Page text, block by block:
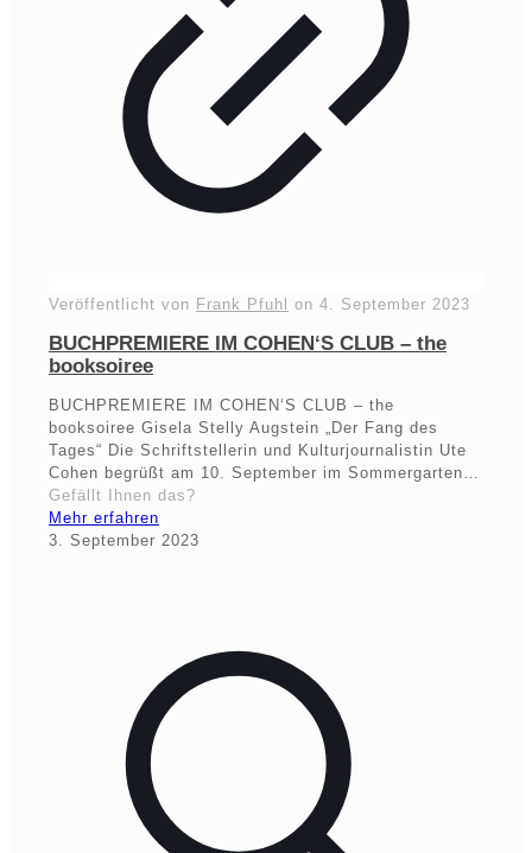
Veröffentlicht von Frank Pfuhl on 4. September 2023
BUCHPREMIERE IM COHEN‘S CLUB – the
booksoiree
BUCHPREMIERE IM COHEN‘S CLUB – the
booksoiree Gisela Stelly Augstein „Der Fang des
Tages“ Die Schriftstellerin und Kulturjournalistin Ute
Cohen begrüßt am 10. September im Sommergarten…
Gefällt Ihnen das?
Mehr erfahren
3. September 2023